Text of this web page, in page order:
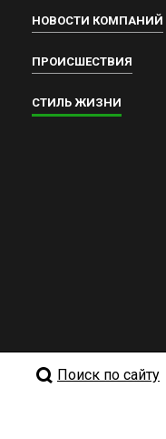
НОВОСТИ КОМПАНИЙ
ПРОИСШЕСТВИЯ
СТИЛЬ ЖИЗНИ
Поиск по сайту